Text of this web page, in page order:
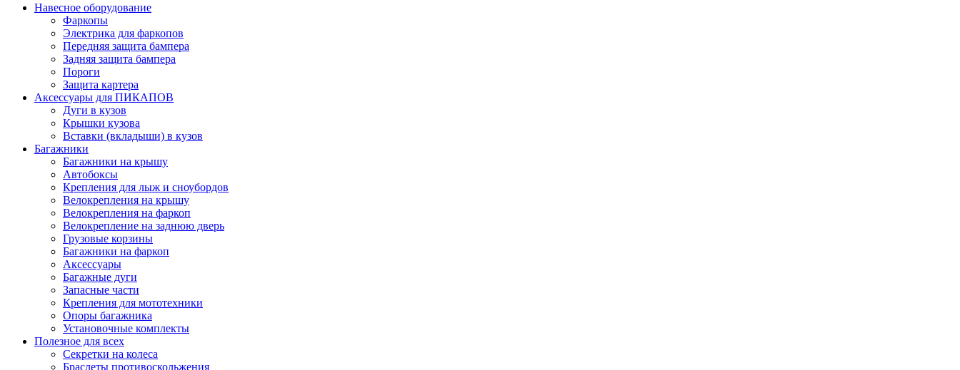
Навесное оборудование
Фаркопы
Электрика для фаркопов
Передняя защита бампера
Задняя защита бампера
Пороги
Защита картера
Аксессуары для ПИКАПОВ
Дуги в кузов
Крышки кузова
Вставки (вкладыши) в кузов
Багажники
Багажники на крышу
Автобоксы
Крепления для лыж и сноубордов
Велокрепления на крышу
Велокрепления на фаркоп
Велокрепление на заднюю дверь
Грузовые корзины
Багажники на фаркоп
Аксессуары
Багажные дуги
Запасные части
Крепления для мототехники
Опоры багажника
Установочные комплекты
Полезное для всех
Секретки на колеса
Браслеты противоскольжения